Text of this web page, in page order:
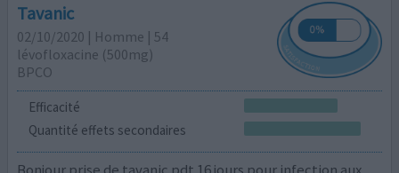
Tavanic
02/10/2020 | Homme | 54
lévofloxacine (500mg)
BPCO
Efficacité
Quantité effets secondaires